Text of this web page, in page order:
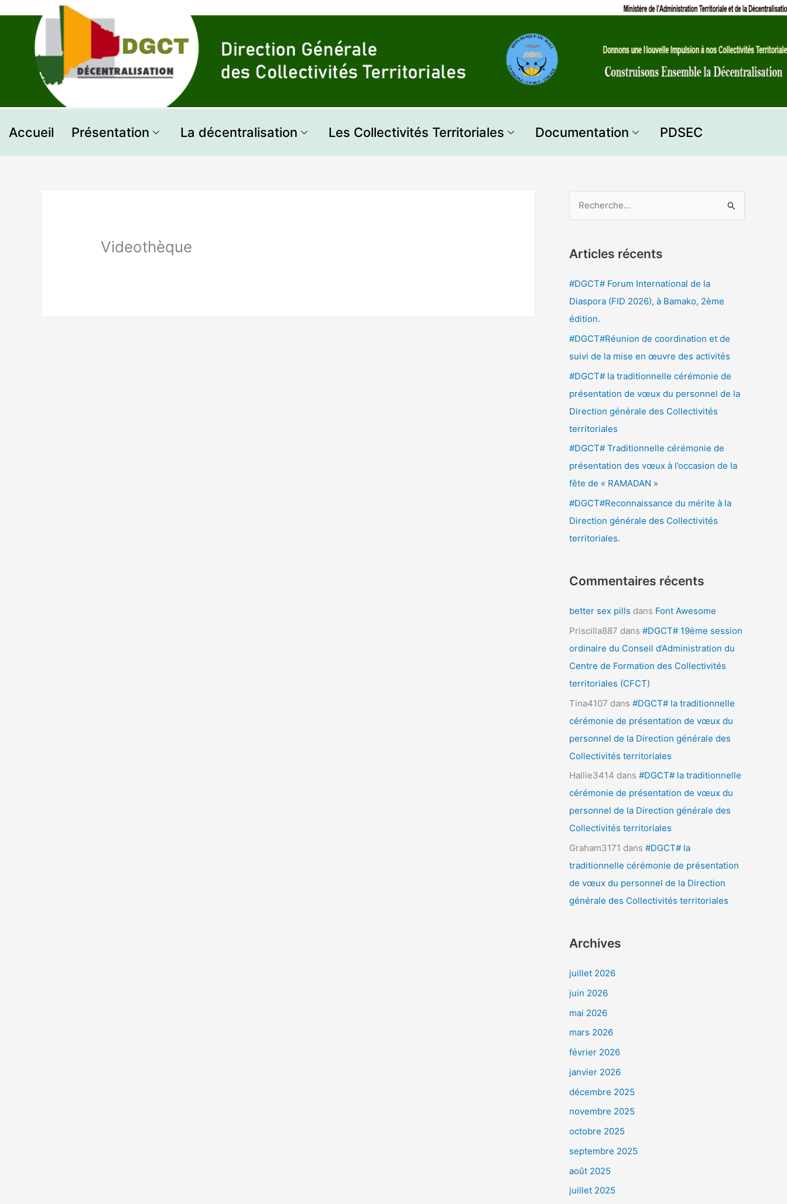
Accueil Présentation La décentralisation Les Collectivités Territoriales Documentation PDSEC
Videothèque
h
e
r
c
:
Articles récents
#DGCT# Forum International de la
Diaspora (FID 2026), à Bamako, 2ème
édition.
#DGCT#Réunion de coordination et de
suivi de la mise en œuvre des activités
#DGCT# la traditionnelle cérémonie de
présentation de vœux du personnel de la
Direction générale des Collectivités
territoriales
#DGCT# Traditionnelle cérémonie de
présentation des vœux à l’occasion de la
fête de « RAMADAN »
#DGCT#Reconnaissance du mérite à la
Direction générale des Collectivités
territoriales.
Commentaires récents
better sex pills dans Font Awesome
Priscilla887 dans #DGCT# 19ème session
ordinaire du Conseil d’Administration du
Centre de Formation des Collectivités
territoriales (CFCT)
Tina4107 dans #DGCT# la traditionnelle
cérémonie de présentation de vœux du
personnel de la Direction générale des
Collectivités territoriales
Hallie3414 dans #DGCT# la traditionnelle
cérémonie de présentation de vœux du
personnel de la Direction générale des
Collectivités territoriales
Graham3171 dans #DGCT# la
traditionnelle cérémonie de présentation
de vœux du personnel de la Direction
générale des Collectivités territoriales
Archives
juillet 2026
juin 2026
mai 2026
mars 2026
février 2026
janvier 2026
décembre 2025
novembre 2025
octobre 2025
septembre 2025
août 2025
juillet 2025